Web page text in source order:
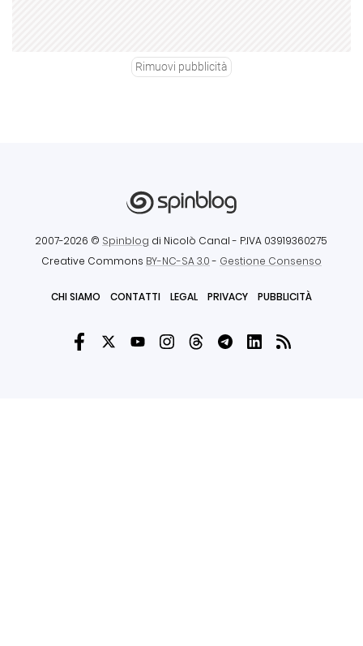
Rimuovi pubblicità
2007-2026 © Spinblog di Nicolò Canal - P.IVA 03919360275
Creative Commons BY-NC-SA 3.0- Gestione Consenso
CHI SIAMO CONTATTI LEGAL PRIVACY PUBBLICITÀ